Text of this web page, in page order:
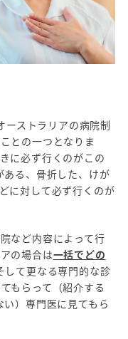
ーストラリアの病院制
との一つとなりま
に必ず行くのがこの
ある、骨折した、けが
に対して必ず行くのが
など内容によって行
の場合は一括でどの
して更なる専門的な診
もらって（紹介する
）専門医に見てもら